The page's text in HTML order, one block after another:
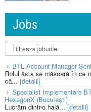
Jobs
BTL Account Manager
Rolul ăsta se măsoară în ce
că... [detalii]
Specialist Implementare
HexagonX (București)
Lucrăm dintr-o hală...[detalii]